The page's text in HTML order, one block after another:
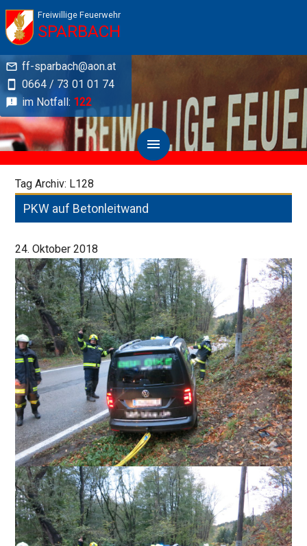
Freiwillige Feuerwehr
SPARBACH
ff-sparbach@aon.at
0664 / 73 01 01 74
im Notfall: 122
Tag Archiv: L128
PKW auf Betonleitwand
24. Oktober 2018